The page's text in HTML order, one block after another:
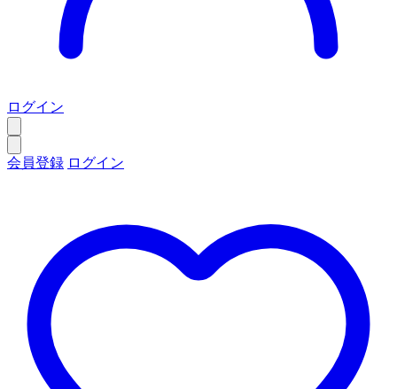
ログイン
会員登録 ログイン